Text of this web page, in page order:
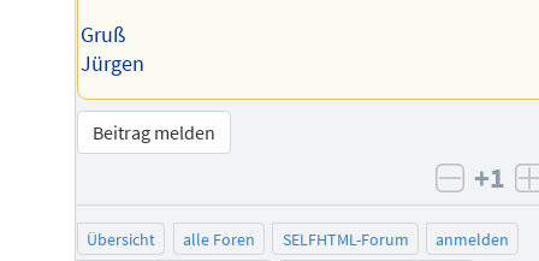
Gruß
Jürgen
Beitrag melden
+1
Übersicht alle Foren SELFHTML-Forum
anmelden